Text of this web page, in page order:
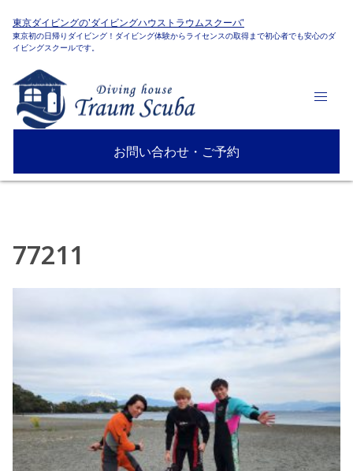
東京ダイビングの'ダイビングハウストラウムスクーバ'
東京初の日帰りダイビング！ダイビング体験からライセンスの取得まで初心者でも安心のダ
イビングスクールです。
お問い合わせ・ご予約
77211